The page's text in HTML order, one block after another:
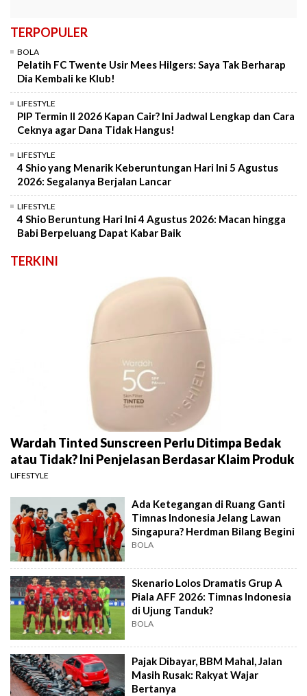
TERPOPULER
BOLA
Pelatih FC Twente Usir Mees Hilgers: Saya Tak Berharap
Dia Kembali ke Klub!
LIFESTYLE
PIP Termin II 2026 Kapan Cair? Ini Jadwal Lengkap dan Cara
Ceknya agar Dana Tidak Hangus!
LIFESTYLE
4 Shio yang Menarik Keberuntungan Hari Ini 5 Agustus
2026: Segalanya Berjalan Lancar
LIFESTYLE
4 Shio Beruntung Hari Ini 4 Agustus 2026: Macan hingga
Babi Berpeluang Dapat Kabar Baik
TERKINI
Wardah Tinted Sunscreen Perlu Ditimpa Bedak
atau Tidak? Ini Penjelasan Berdasar Klaim Produk
LIFESTYLE
Ada Ketegangan di Ruang Ganti
Timnas Indonesia Jelang Lawan
Singapura? Herdman Bilang Begini
BOLA
Skenario Lolos Dramatis Grup A
Piala AFF 2026: Timnas Indonesia
di Ujung Tanduk?
BOLA
Pajak Dibayar, BBM Mahal, Jalan
Masih Rusak: Rakyat Wajar
Bertanya